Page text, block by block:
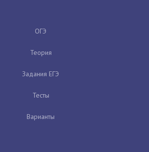
ОГЭ
Теория
Задания ЕГЭ
Тесты
Варианты